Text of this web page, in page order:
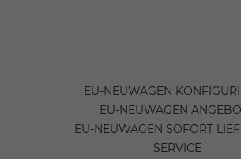
EU-NEUWAGEN
EU-NEUWAGEN
EU-NEUWAGEN SOFORT
SERVICE